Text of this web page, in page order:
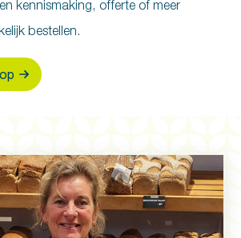
kennismaking, offerte of meer
bestellen.